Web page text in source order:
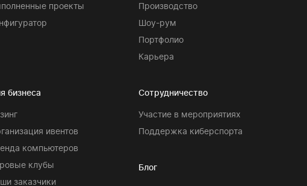
проекты
Производство
Шоу-рум
Портфолио
Карьера
бизнеса
ивентов
компьютеров
клубы
заказчики
Сотрудничество
Участие в мероприятиях
Поддержка киберспорта
Блог